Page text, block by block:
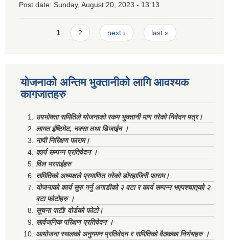
Post date: Sunday, August 20, 2023 - 13:13
Pages1 2 next › last »
योजनाको अन्तिम भुक्तानीको लागि आवश्यक
कागजातहरु
उपभोक्ता समितिले योजनाको रकम भुक्तानी माग गरेको निवेदन पत्र।
लागत ईष्टिमेट, नक्सा तथा डिजाईन ।
नापी निरिक्षण फाराम।
कार्य सम्पन्न प्रतिवेदन ।
विल भरपाईहरु
समितिको अध्यक्षले प्रमाणित गरेको डोरहाजिरी फाराम।
योजनाको कार्य सुरु गर्नु अगाडीको २ वटा र कार्य सम्पन्न भएपश्चात्‌को २
वटा फोटोहरु ।
सूचना पाटी/ वोर्डको फोटो।
सार्वजनिक परिक्षण प्रतिवेदन ।
आयोजना स्थलको अनुगमन प्रतिवेदन र समितिको वैठकका निर्णयहरु ।